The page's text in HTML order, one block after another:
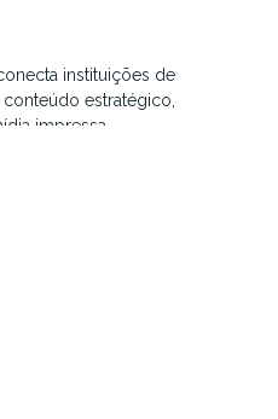
instituições de
estratégico,
impressa